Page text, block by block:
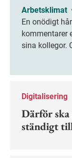
Arbetsklimat
En onödigt
kommentarer
sina kollegor.
förebygga
Digitalisering
Därför ska
ständigt